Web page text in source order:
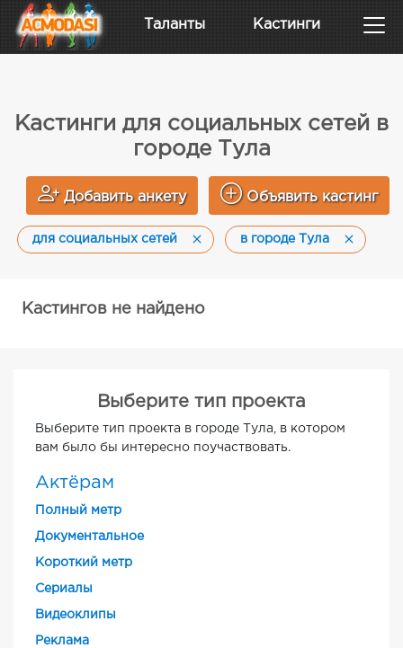
Таланты Кастинги
Кастинги для социальных сетей в
городе Тула
Добавить анкету Объявить кастинг
для социальных сетей в городе Тула
Кастингов не найдено
Выберите тип проекта
Выберите тип проекта в городе Тула, в котором
вам было бы интересно поучаствовать.
Актёрам
Полный метр
Документальное
Короткий метр
Cериалы
Видеоклипы
Реклама